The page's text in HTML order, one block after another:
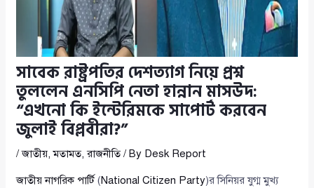
সাবেক রাষ্ট্রপতির দেশত্যাগ নিয়ে প্রশ্ন
তুললেন এনসিপি নেতা হান্নান মাসউদ:
“এখনো কি ইন্টেরিমকে সাপোর্ট করবেন
জুলাই বিপ্লবীরা?”
/জাতীয়,মতামত,রাজনীতি/ By Desk Report
জাতীয় নাগরিক পার্টি (National Citizen Party)র সিনিয়র যুগ্ম মুখ্য